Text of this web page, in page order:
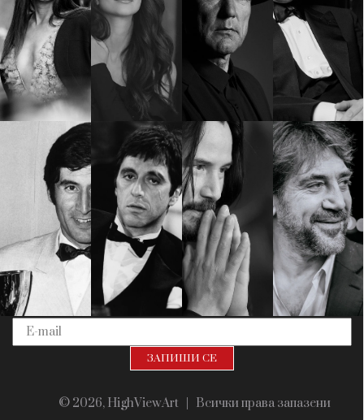
Мода
Dialogue
Изкуство
Красота
Цветно
Гурме
Пътувай
Wellness
За нас
Реклама
Политика за
поверителност
ModerenDom
СЛЕДВАЙТЕ НИ
Facebook Instagram Twitter
Pinterest
YouTube
Spotify Soundcloud
Ако нашият сайт ви харесва, можете да се абонирате за
седмичния ни нюзлетър тук:
© 2026, HighViewArt | Всички права запазени